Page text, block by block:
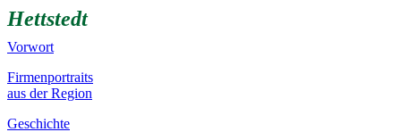
Hettstedt
Vorwort
Firmenportraits
aus der Region
Geschichte